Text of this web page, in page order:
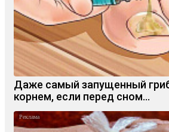
Даже самый запущенный
корнем, если перед сном…